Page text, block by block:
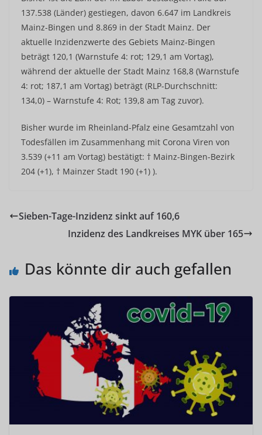
137.538 (Länder) gestiegen, davon 6.647 im Landkreis
Mainz-Bingen und 8.869 in der Stadt Mainz. Der
aktuelle Inzidenzwerte des Gebiets Mainz-Bingen
beträgt 120,1 (Warnstufe 4: rot; 129,1 am Vortag),
während der aktuelle der Stadt Mainz 168,8 (Warnstufe
4: rot; 187,1 am Vortag) beträgt (RLP-Durchschnitt:
134,0) – Warnstufe 4: Rot; 139,8 am Tag zuvor).
Bisher wurde im Rheinland-Pfalz eine Gesamtzahl von
Todesfällen im Zusammenhang mit Corona Viren von
3.539 (+11 am Vortag) bestätigt: † Mainz-Bingen-Bezirk
204 (+1), † Mainzer Stadt 190 (+1) ).
Sieben-Tage-Inzidenz sinkt auf 160,6
Inzidenz des Landkreises MYK über 165
Das könnte dir auch gefallen